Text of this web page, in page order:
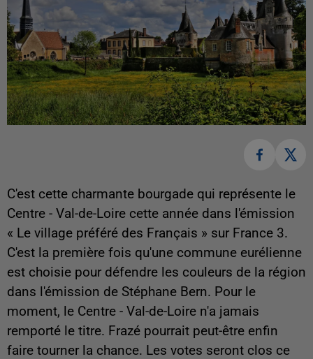
C'est cette charmante bourgade qui représente le
Centre - Val-de-Loire cette année dans l'émission
« Le village préféré des Français » sur France 3.
C'est la première fois qu'une commune eurélienne
est choisie pour défendre les couleurs de la région
dans l'émission de Stéphane Bern. Pour le
moment, le Centre - Val-de-Loire n'a jamais
remporté le titre. Frazé pourrait peut-être enfin
faire tourner la chance. Les votes seront clos ce